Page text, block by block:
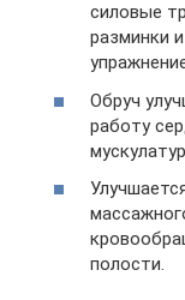
силовые
разминки
Обруч
работу
полости.